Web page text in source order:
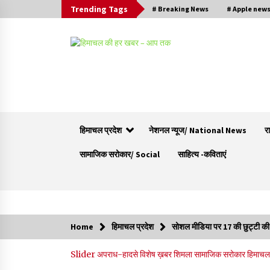
Trending Tags # Breaking News # Apple news
हिमाचल प्रदेश नेशनल न्यूज/ National News
सामाजिक सरोकार/ Social साहित्य -कविताएं
निलंबित
Home हिमाचल प्रदेश सोशल मीडिया पर 17 की छुट्टी
Sliderअपराध-हादसेविशेष ख़बरशिमलासामाजिक सरोकार